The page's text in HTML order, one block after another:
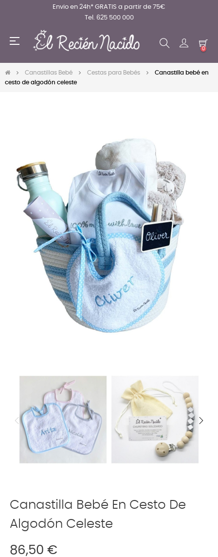
Envio en 24h* GRATIS a partir de 75€
Tel. 625 500 000
Navegación
☰
0
Canastillas Bebé Cestas para Bebés
Canastilla bebé en
cesto de algodón celeste
Canastilla Bebé En Cesto De
Algodón Celeste
86,50 €